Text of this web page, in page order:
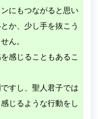
にもつながると思い
か、少し手を抜こう
ん。
感じることもあるこ
すし、聖人君子では
じるような行動をし